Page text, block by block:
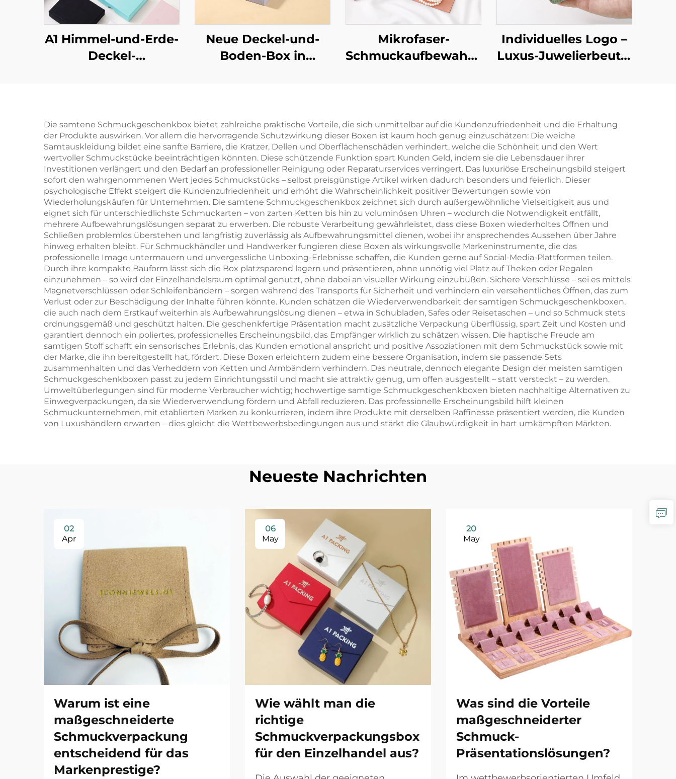
A1 Himmel-und-Erde-
Deckel-
kundenspezifische
Größe und Form,
Artpapier-/Karton-
Material – punktuelle
Großhandelsverfügbarkeit
Neue Deckel-und-
Boden-Box in
Schmuckverpackungsbox
für Ringe und
Halsketten
Mikrofaser-
Schmuckaufbewahrungstasche
Ohrringe, Ringe,
Halsketten und
Uhren –
Aufrolltasche
Individuelles Logo –
Luxus-Juwelierbeutel
federbelasteter
Metallöffnung sowie
Lippenstift-
Organizer-Tasche für
die Verpackung von
Schmuck
Die samtene Schmuckgeschenkbox bietet zahlreiche praktische Vorteile, die sich unmittelbar auf die Kundenzufriedenheit und die Erhaltung
der Produkte auswirken. Vor allem die hervorragende Schutzwirkung dieser Boxen ist kaum hoch genug einzuschätzen: Die weiche
Samtauskleidung bildet eine sanfte Barriere, die Kratzer, Dellen und Oberflächenschäden verhindert, welche die Schönheit und den Wert
wertvoller Schmuckstücke beeinträchtigen könnten. Diese schützende Funktion spart Kunden Geld, indem sie die Lebensdauer ihrer
Investitionen verlängert und den Bedarf an professioneller Reinigung oder Reparaturservices verringert. Das luxuriöse Erscheinungsbild steigert
sofort den wahrgenommenen Wert jedes Schmuckstücks – selbst preisgünstige Artikel wirken dadurch besonders und feierlich. Dieser
psychologische Effekt steigert die Kundenzufriedenheit und erhöht die Wahrscheinlichkeit positiver Bewertungen sowie von
Wiederholungskäufen für Unternehmen. Die samtene Schmuckgeschenkbox zeichnet sich durch außergewöhnliche Vielseitigkeit aus und
eignet sich für unterschiedlichste Schmuckarten – von zarten Ketten bis hin zu voluminösen Uhren – wodurch die Notwendigkeit entfällt,
mehrere Aufbewahrungslösungen separat zu erwerben. Die robuste Verarbeitung gewährleistet, dass diese Boxen wiederholtes Öffnen und
Schließen problemlos überstehen und langfristig zuverlässig als Aufbewahrungsmittel dienen, wobei ihr ansprechendes Aussehen über Jahre
hinweg erhalten bleibt. Für Schmuckhändler und Handwerker fungieren diese Boxen als wirkungsvolle Markeninstrumente, die das
professionelle Image untermauern und unvergessliche Unboxing-Erlebnisse schaffen, die Kunden gerne auf Social-Media-Plattformen teilen.
Durch ihre kompakte Bauform lässt sich die Box platzsparend lagern und präsentieren, ohne unnötig viel Platz auf Theken oder Regalen
einzunehmen – so wird der Einzelhandelsraum optimal genutzt, ohne dabei an visueller Wirkung einzubüßen. Sichere Verschlüsse – sei es mittels
Magnetverschlüssen oder Schleifenbändern – sorgen während des Transports für Sicherheit und verhindern ein versehentliches Öffnen, das zum
Verlust oder zur Beschädigung der Inhalte führen könnte. Kunden schätzen die Wiederverwendbarkeit der samtigen Schmuckgeschenkboxen,
die auch nach dem Erstkauf weiterhin als Aufbewahrungslösung dienen – etwa in Schubladen, Safes oder Reisetaschen – und so Schmuck stets
ordnungsgemäß und geschützt halten. Die geschenkfertige Präsentation macht zusätzliche Verpackung überflüssig, spart Zeit und Kosten und
garantiert dennoch ein poliertes, professionelles Erscheinungsbild, das Empfänger wirklich zu schätzen wissen. Die haptische Freude am
samtigen Stoff schafft ein sensorisches Erlebnis, das Kunden emotional anspricht und positive Assoziationen mit dem Schmuckstück sowie mit
der Marke, die ihn bereitgestellt hat, fördert. Diese Boxen erleichtern zudem eine bessere Organisation, indem sie passende Sets
zusammenhalten und das Verheddern von Ketten und Armbändern verhindern. Das neutrale, dennoch elegante Design der meisten samtigen
Schmuckgeschenkboxen passt zu jedem Einrichtungsstil und macht sie attraktiv genug, um offen ausgestellt – statt versteckt – zu werden.
Umweltüberlegungen sind für moderne Verbraucher wichtig; hochwertige samtige Schmuckgeschenkboxen bieten nachhaltige Alternativen zu
Einwegverpackungen, da sie Wiederverwendung fördern und Abfall reduzieren. Das professionelle Erscheinungsbild hilft kleinen
Schmuckunternehmen, mit etablierten Marken zu konkurrieren, indem ihre Produkte mit derselben Raffinesse präsentiert werden, die Kunden
von Luxushändlern erwarten – dies gleicht die Wettbewerbsbedingungen aus und stärkt die Glaubwürdigkeit in hart umkämpften Märkten.
Neueste Nachrichten
02
Apr
Warum ist eine
maßgeschneiderte
Schmuckverpackung
entscheidend für das
Markenprestige?
06
May
Wie wählt man die
richtige
Schmuckverpackungsbox
für den Einzelhandel aus?
20
May
Was sind die Vorteile
maßgeschneiderter
Schmuck-
Präsentationslösungen?